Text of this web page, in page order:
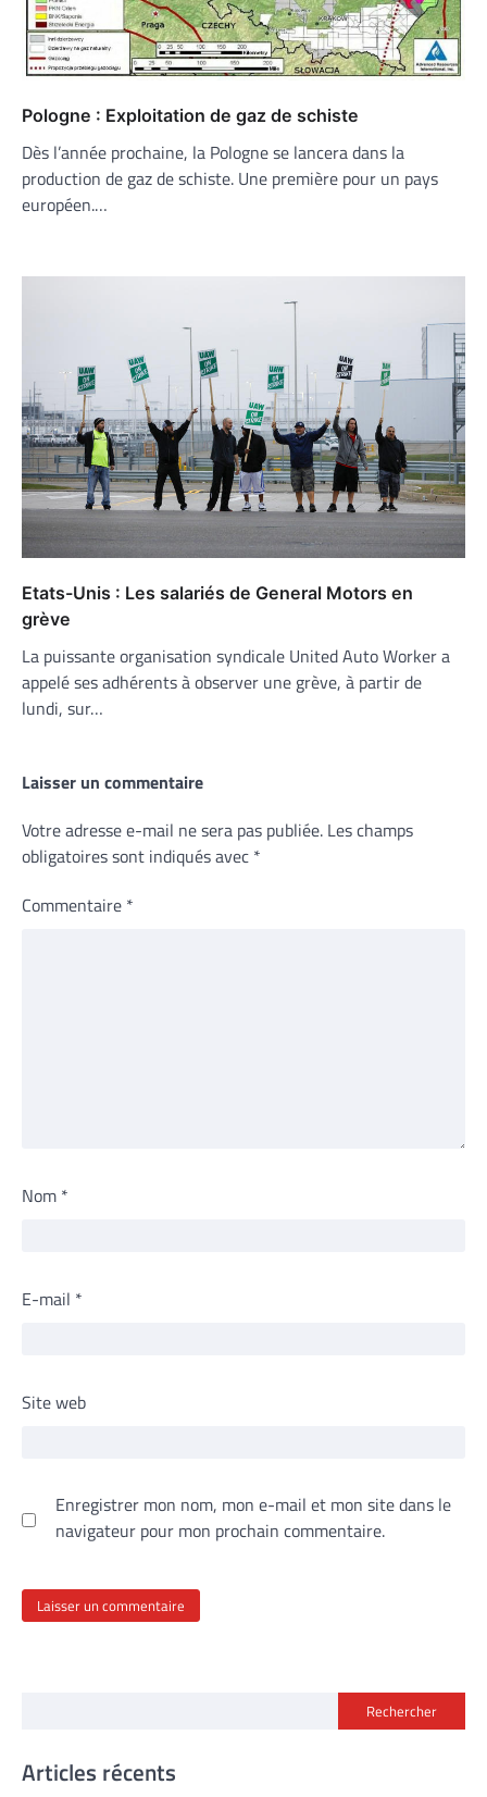
Pologne : Exploitation de gaz de schiste
Dès l’année prochaine, la Pologne se lancera dans la
production de gaz de schiste. Une première pour un pays
européen.…
Etats-Unis : Les salariés de General Motors en
grève
La puissante organisation syndicale United Auto Worker a
appelé ses adhérents à observer une grève, à partir de
lundi, sur…
Laisser un commentaire
Votre adresse e-mail ne sera pas publiée. Les champs
obligatoires sont indiqués avec *
Commentaire *
Nom *
E-mail *
Site web
Enregistrer mon nom, mon e-mail et mon site dans le
navigateur pour mon prochain commentaire.
Rechercher
Articles récents